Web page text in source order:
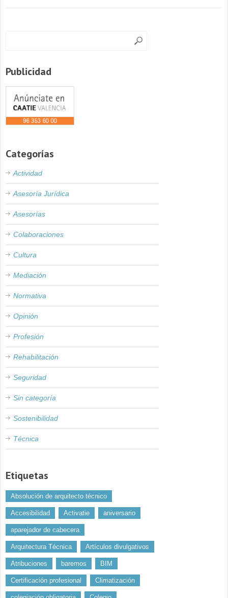
Publicidad
Categorías
Actividad
Asesoría Jurídica
Asesorías
Colaboraciones
Cultura
Mediación
Normativa
Opinión
Profesión
Rehabilitación
Seguridad
Sin categoría
Sostenibilidad
Técnica
Etiquetas
Absolución de arquitecto técnico
Accesibilidad Activatie aniversario
aparejador de cabecera
Arquitectura Técnica Artículos divulgativos
Atribuciones baremos BIM
Certificación profesional Climatización